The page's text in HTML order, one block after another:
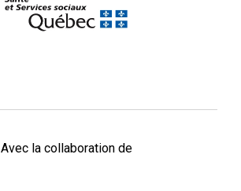
Avec la collaboration de